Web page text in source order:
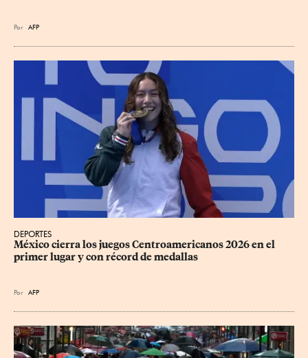
Por AFP
DEPORTES
México cierra los juegos Centroamericanos 2026 en el
primer lugar y con récord de medallas
Por AFP